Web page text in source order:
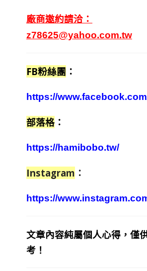
廠商邀約請洽：
z78625@yahoo.com.tw
FB粉絲團 ：
https://
部落格 ：
https://hamibobo.tw/
Instagram ：
https://
文章內容純屬個人心得，僅
考！